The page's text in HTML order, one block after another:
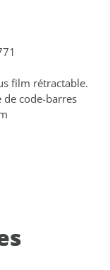
film rétractable.
de code-barres